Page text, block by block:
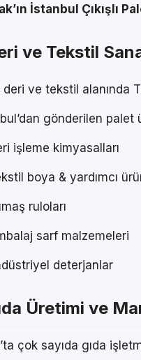
İstanbul Çıkışlı
ve Tekstil
deri ve tekstil alanında
gönderilen palet
işleme kimyasalları
boya & yardımcı
ruloları
sarf malzemeleri
deterjanlar
Üretimi ve
çok sayıda gıda